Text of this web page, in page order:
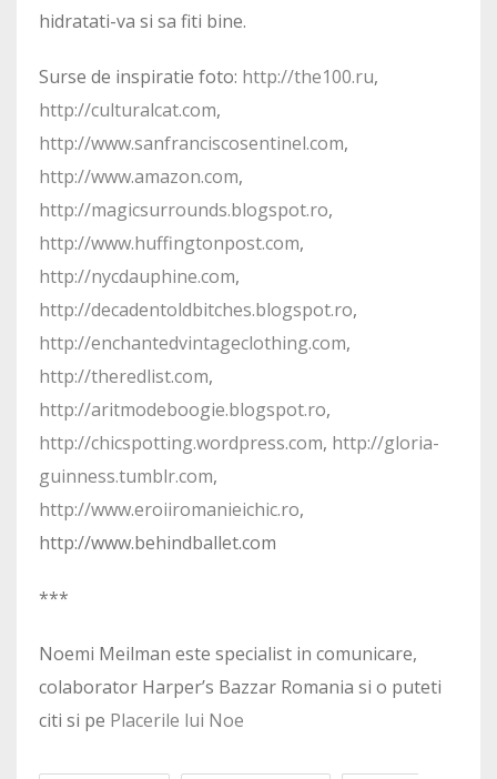
hidratati-va si sa fiti bine.
Surse de inspiratie foto: http://the100.ru,
http://culturalcat.com,
http://www.sanfranciscosentinel.com,
http://www.amazon.com,
http://magicsurrounds.blogspot.ro,
http://www.huffingtonpost.com,
http://nycdauphine.com,
http://decadentoldbitches.blogspot.ro,
http://enchantedvintageclothing.com,
http://theredlist.com,
http://aritmodeboogie.blogspot.ro,
http://chicspotting.wordpress.com, http://gloria-
guinness.tumblr.com,
http://www.eroiiromanieichic.ro,
http://www.behindballet.com
***
Noemi Meilman este specialist in comunicare,
colaborator Harper’s Bazzar Romania si o puteti
citi si pe Placerile lui Noe